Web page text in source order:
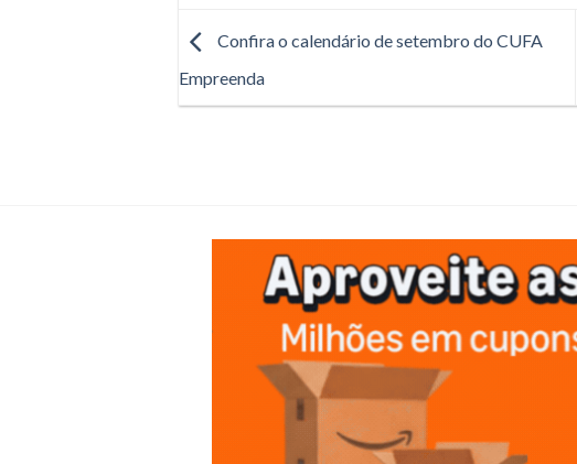
Confira o calendário de setembro do CUFA
Empreenda